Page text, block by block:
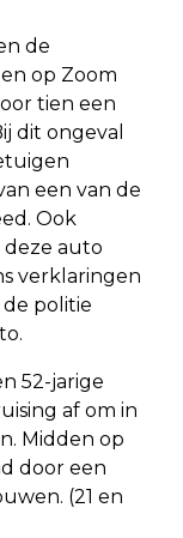
de
op Zoom
tien een
dit ongeval
een van de
Ook
auto
verklaringen
politie
52-jarige
af om in
Midden op
door een
(21 en